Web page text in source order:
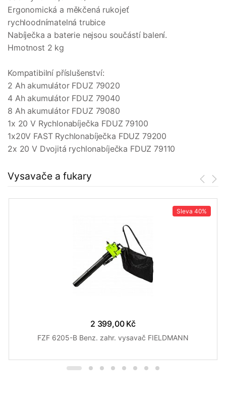
Ergonomická a měkčená rukojeť
rychloodnímatelná trubice
Nabíječka a baterie nejsou součástí balení.
Hmotnost 2 kg
Kompatibilní příslušenství:
2 Ah akumulátor FDUZ 79020
4 Ah akumulátor FDUZ 79040
8 Ah akumulátor FDUZ 79080
1x 20 V Rychlonabíječka FDUZ 79100
1x20V FAST Rychlonabíječka FDUZ 79200
2x 20 V Dvojitá rychlonabíječka FDUZ 79110
Vysavače a fukary
Sleva 40%
2 399,00 Kč
FZF 6205-B Benz. zahr. vysavač FIELDMANN